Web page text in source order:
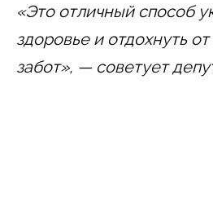
«Это отличный способ
здоровье и отдохнуть
забот», — советует